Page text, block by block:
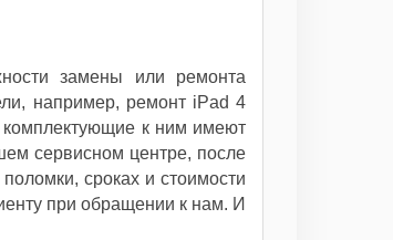
замены или ремонта
например, ремонт iPad 4
комплектующие к ним имеют
сервисном центре, после
сроках и стоимости
при обращении к нам. И